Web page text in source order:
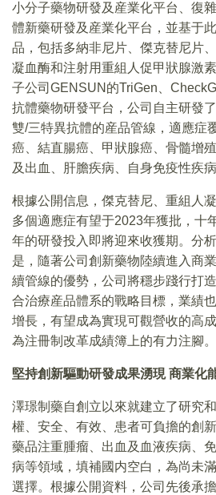
小分子藥物研發及産業化平台、復
體新藥研發及産業化平台，並基于
品，包括多納非尼片、傑克替尼片
凝血酶和注射用重組人促甲狀腺激
子公司GENSUN的TriGen、
抗體藥物研發平台，公司自主研發
雙/三特異抗體的産品管線，適應症
癌、結直腸癌、甲狀腺癌、骨髓增
及出血、肝膽疾病、自身免疫性疾
根據公開信息，傑克替尼、重組人
多個適應症有望于2023年獲批，十
年的研發投入即將迎來收獲期。分
是，隨著公司創新藥物陸續進入商
續管線的優勢，公司將穩步踐行打
合治療産品體系的戰略目標，業績
增長，有望成為實現可觀營收的高
為注冊制改革成績簿上的有力注腳。
堅持創新驅動研發成果湧現 商業化
澤璟制藥自創立以來就建立了研究
權、安全、有效、患者可負擔的創
藥品注重腫瘤、出血及血液疾病、
病等領域，填補國内空白，為尚未
選擇。根據公開資料，公司先後承